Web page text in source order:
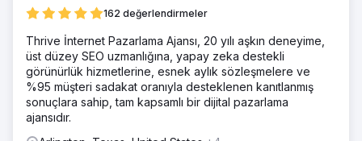
Çözüm
üzere büyük dijital platformlarda dönüşüm hunisinin
tamamını kapsayan dijital kampanyalar geliştirdi ve yürüttü.
Bu çok kanallı çalışmalar müşteri yolculuğunun tamamını
hedefleyerek müşterilerimizin hedef kitlelerine verimli bir
şekilde ulaşmasını ve pazarlama çabalarını
kolaylaştırmasını sağladı.
162 değerlendirmeler
Thrive İnternet Pazarlama Ajansı, 20 yılı aşkın deneyime,
üst düzey SEO uzmanlığına, yapay zeka destekli
görünürlük hizmetlerine, esnek aylık sözleşmelere ve
%95 müşteri sadakat oranıyla desteklenen kanıtlanmış
sonuçlara sahip, tam kapsamlı bir dijital pazarlama
ajansıdır.